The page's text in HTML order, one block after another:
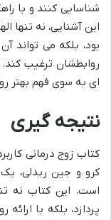
شناسایی کنند و با
این آشنایی، نه
بود، بلکه می تواند
روابطشان ترغیب
ای به سوی فهم بهتر
نتیجه گیری
کتاب زوج درمانی
کرو و جین ریدلی،
است. این کتاب نه
پردازد، بلکه با